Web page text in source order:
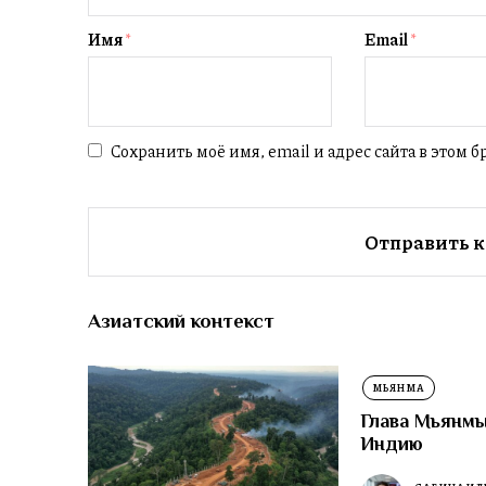
Имя* Email*
Сохранить моё имя, email и адрес сайта в этом
Азиатский контекст
МЬЯНМА
Глава
Индию